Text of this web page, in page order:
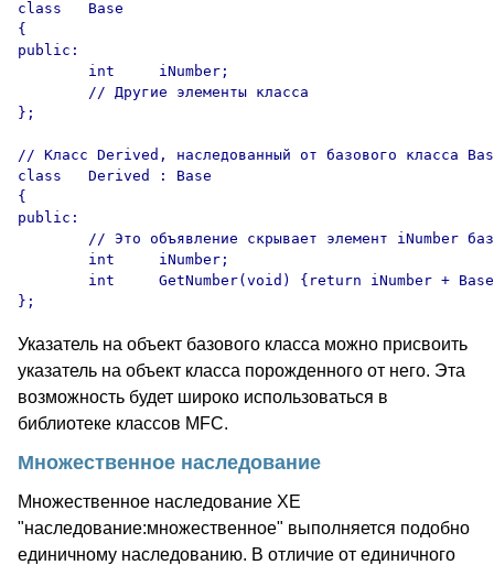
class	Base
{
public:
};
// Класс Derived, наследованный от базового класса
class	Derived : Base
{
public:
Указатель на объект базового класса можно присвоить
указатель на объект класса порожденного от него. Эта
возможность будет широко использоваться в
библиотеке классов MFC.
Множественное наследование
Множественное наследование XE
"наследование:множественное" выполняется подобно
единичному наследованию. В отличие от единичного